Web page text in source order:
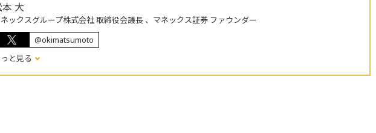
大
ックスグループ株式会社 取締役会議長 、マネックス証券 ファウンダー
@okimatsumoto
と見る